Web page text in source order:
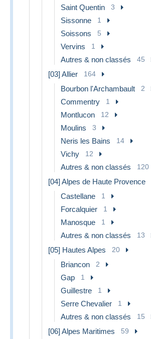
Saint Quentin 3
Sissonne 1
Soissons 5
Vervins 1
Autres & non classés 45
[03] Allier 164
Bourbon l'Archambault 2
Commentry 1
Montlucon 12
Moulins 3
Neris les Bains 14
Vichy 12
Autres & non classés 120
[04] Alpes de Haute Provence
Castellane 1
Forcalquier 1
Manosque 1
Autres & non classés 13
[05] Hautes Alpes 20
Briancon 2
Gap 1
Guillestre 1
Serre Chevalier 1
Autres & non classés 15
[06] Alpes Maritimes 59